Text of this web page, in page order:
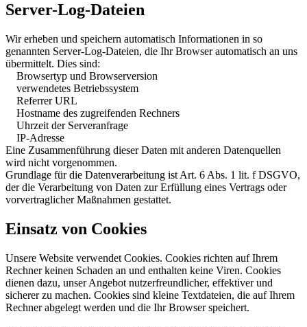
Server-Log-Dateien
Wir erheben und speichern automatisch Informationen in so
genannten Server-Log-Dateien, die Ihr Browser automatisch an uns
übermittelt. Dies sind:
Browsertyp und Browserversion
verwendetes Betriebssystem
Referrer URL
Hostname des zugreifenden Rechners
Uhrzeit der Serveranfrage
IP-Adresse
Eine Zusammenführung dieser Daten mit anderen Datenquellen
wird nicht vorgenommen.
Grundlage für die Datenverarbeitung ist Art. 6 Abs. 1 lit. f DSGVO,
der die Verarbeitung von Daten zur Erfüllung eines Vertrags oder
vorvertraglicher Maßnahmen gestattet.
Einsatz von Cookies
Unsere Website verwendet Cookies. Cookies richten auf Ihrem
Rechner keinen Schaden an und enthalten keine Viren. Cookies
dienen dazu, unser Angebot nutzerfreundlicher, effektiver und
sicherer zu machen. Cookies sind kleine Textdateien, die auf Ihrem
Rechner abgelegt werden und die Ihr Browser speichert.